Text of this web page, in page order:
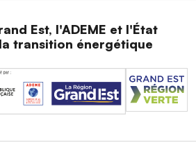
Est, l'ADEME et l'État
transition énergétique